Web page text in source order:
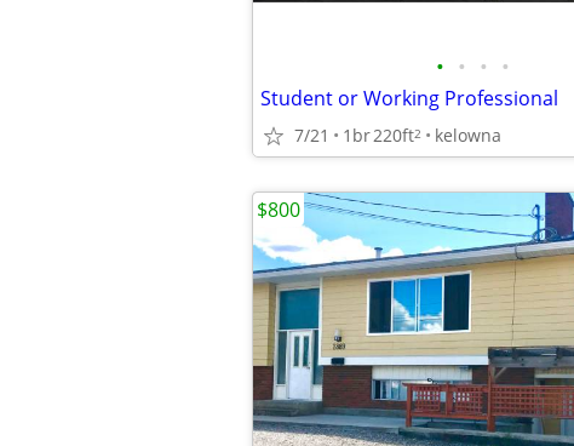
• • • •
Student or Working Professional
7/21 1br220ft2 kelowna
$800